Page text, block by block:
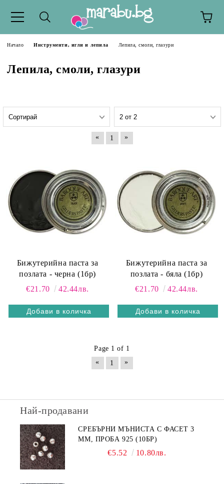
Начало Инструменти, игли и лепила Лепила, смоли, глазури
Лепила, смоли, глазури
« 1 »
Бижутерийна паста за
позлата - черна (1бр)
€21.70
42.44лв.
Бижутерийна паста за
позлата - бяла (1бр)
€21.70
42.44лв.
Page 1 of 1
«
1 »
Най-продавани
СРЕБЪРНИ МЪНИСТА С ФАСЕТ 3
ММ, ПРОБА 925 (10БР)
€5.52 10.80лв.